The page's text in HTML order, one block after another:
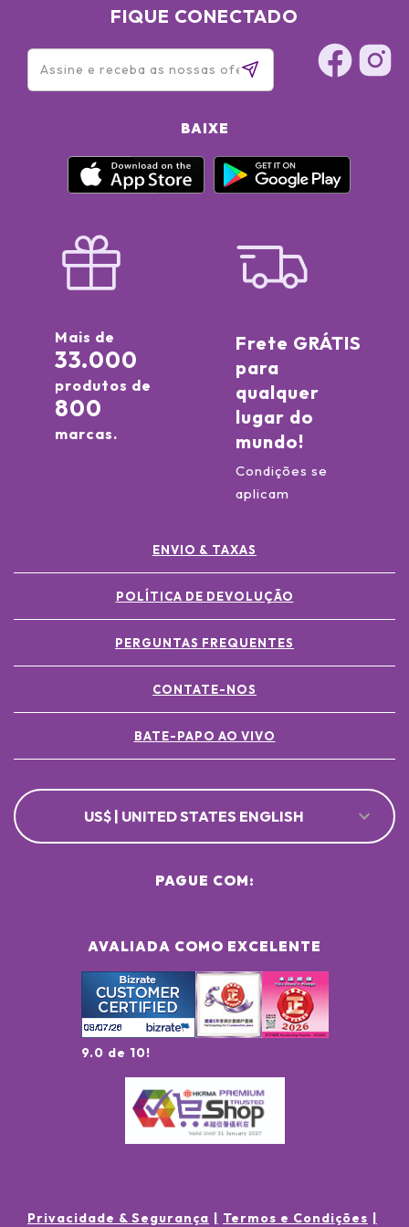
(Ci 77491), Iron Oxides (Ci 77492) <ILN47235>
FIQUE CONECTADO
BAIXE
Mais de
33.000
produtos de
800
marcas.
Frete GRÁTIS
para
qualquer
lugar do
mundo!
Condições se
aplicam
ENVIO & TAXAS
POLÍTICA DE DEVOLUÇÃO
PERGUNTAS FREQUENTES
CONTATE-NOS
BATE-PAPO AO VIVO
US$ | UNITED STATES ENGLISH
AVALIADA COMO EXCELENTE
9.0 de 10!
PAGUE COM:
Privacidade & Segurança
Termos e Condições